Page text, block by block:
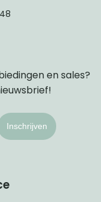
en sales?
Inschrijven